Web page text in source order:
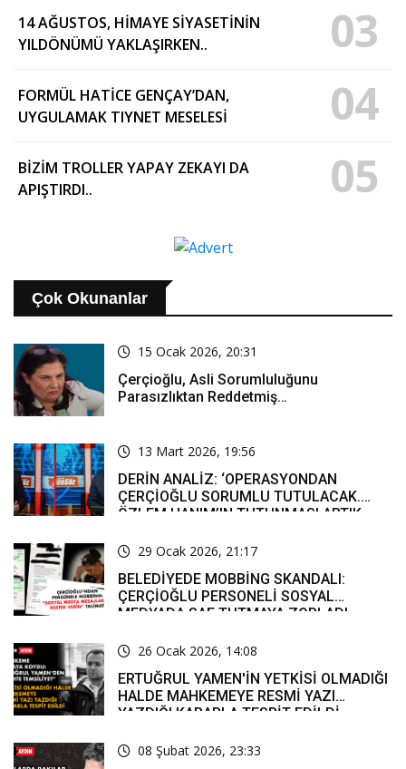
14 AĞUSTOS, HİMAYE SİYASETİNİN
YILDÖNÜMÜ YAKLAŞIRKEN..
03
FORMÜL HATİCE GENÇAY’DAN,
UYGULAMAK TIYNET MESELESİ
04
BİZİM TROLLER YAPAY ZEKAYI DA
APIŞTIRDI..
05
Çok Okunanlar
15 Ocak 2026, 20:31
Çerçioğlu, Asli Sorumluluğunu
Parasızlıktan Reddetmiş…
13 Mart 2026, 19:56
DERİN ANALİZ: ‘OPERASYONDAN
ÇERÇİOĞLU SORUMLU TUTULACAK.
ÖZLEM HANIM’IN TUTUNMASI ARTIK
29 Ocak 2026, 21:17
BELEDİYEDE MOBBİNG SKANDALI:
ÇERÇİOĞLU PERSONELİ SOSYAL
MEDYADA SAF TUTMAYA ZORLADI
26 Ocak 2026, 14:08
ERTUĞRUL YAMEN'İN YETKİSİ OLMADIĞI
HALDE MAHKEMEYE RESMİ YAZI
YAZDIĞI KARARLA TESPİT EDİLDİ
08 Şubat 2026, 23:33